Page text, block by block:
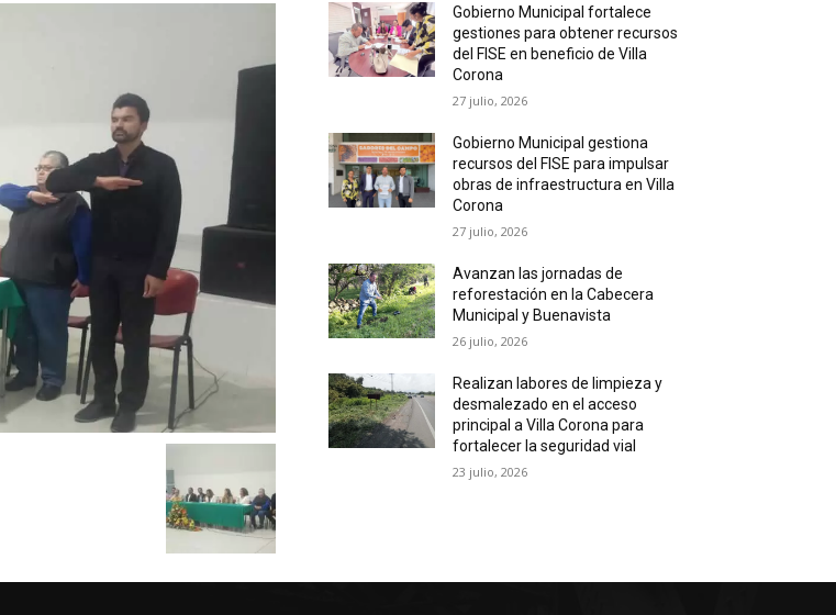
Gobierno Municipal fortalece
gestiones para obtener recursos
del FISE en beneficio de Villa
Corona
27 julio, 2026
Gobierno Municipal gestiona
recursos del FISE para impulsar
obras de infraestructura en Villa
Corona
27 julio, 2026
Avanzan las jornadas de
reforestación en la Cabecera
Municipal y Buenavista
26 julio, 2026
Realizan labores de limpieza y
desmalezado en el acceso
principal a Villa Corona para
fortalecer la seguridad vial
23 julio, 2026